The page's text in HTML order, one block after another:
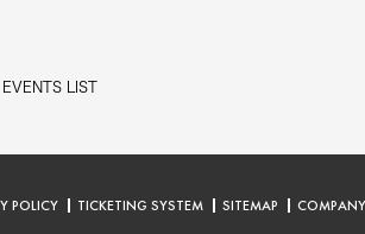
EVENTS LIST
POLICY TICKETING SYSTEM SITEMAP COMPANY